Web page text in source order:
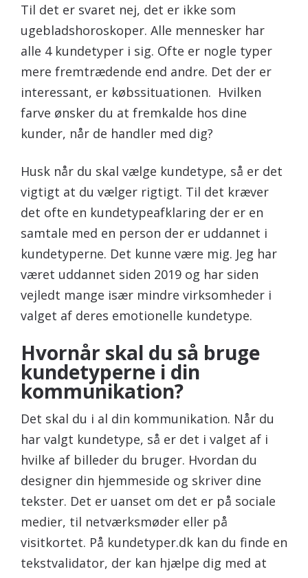
Til det er svaret nej, det er ikke som
ugebladshoroskoper. Alle mennesker har
alle 4 kundetyper i sig. Ofte er nogle typer
mere fremtrædende end andre. Det der er
interessant, er købssituationen. Hvilken
farve ønsker du at fremkalde hos dine
kunder, når de handler med dig?
Husk når du skal vælge kundetype, så er det
vigtigt at du vælger rigtigt. Til det kræver
det ofte en kundetypeafklaring der er en
samtale med en person der er uddannet i
kundetyperne. Det kunne være mig. Jeg har
været uddannet siden 2019 og har siden
vejledt mange især mindre virksomheder i
valget af deres emotionelle kundetype.
Hvornår skal du så bruge
kundetyperne i din
kommunikation?
Det skal du i al din kommunikation. Når du
har valgt kundetype, så er det i valget af i
hvilke af billeder du bruger. Hvordan du
designer din hjemmeside og skriver dine
tekster. Det er uanset om det er på sociale
medier, til netværksmøder eller på
visitkortet. På kundetyper.dk kan du finde en
tekstvalidator, der kan hjælpe dig med at